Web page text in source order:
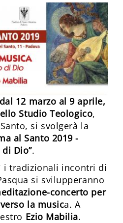
dal 12 marzo al 9 aprile,
Studio Teologico,
si svolgerà la
al Santo 2019 -
Dio”.
i tradizionali incontri di
si svilupperanno
concerto per
la musica. A
Ezio Mabilia.